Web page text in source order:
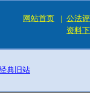
网站首页 | 公法
资料
典旧站